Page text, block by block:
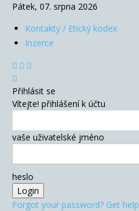
Pátek, 07. srpna 2026
Kontakty / Etický kodex
Inzerce
Přihlásit se
Vítejte! přihlášení k účtu
vaše uživatelské jméno
heslo
Forgot your password? Get help